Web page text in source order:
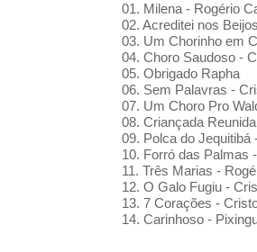
01. Milena - Rogério
02. Acreditei nos
03. Um Chorinho em
04. Choro Saudoso -
05. Obrigado Rapha
06. Sem Palavras -
07. Um Choro Pro
08. Criançada
09. Polca do
10. Forró das Palmas
11. Três Marias -
12. O Galo Fugiu -
13. 7 Corações -
14. Carinhoso -